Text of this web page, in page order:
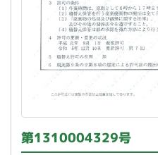
第1310004329号